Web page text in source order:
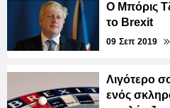
Ο Μπόρις
το Brexit
09 Σεπ 2019
Λιγότερο
ενός